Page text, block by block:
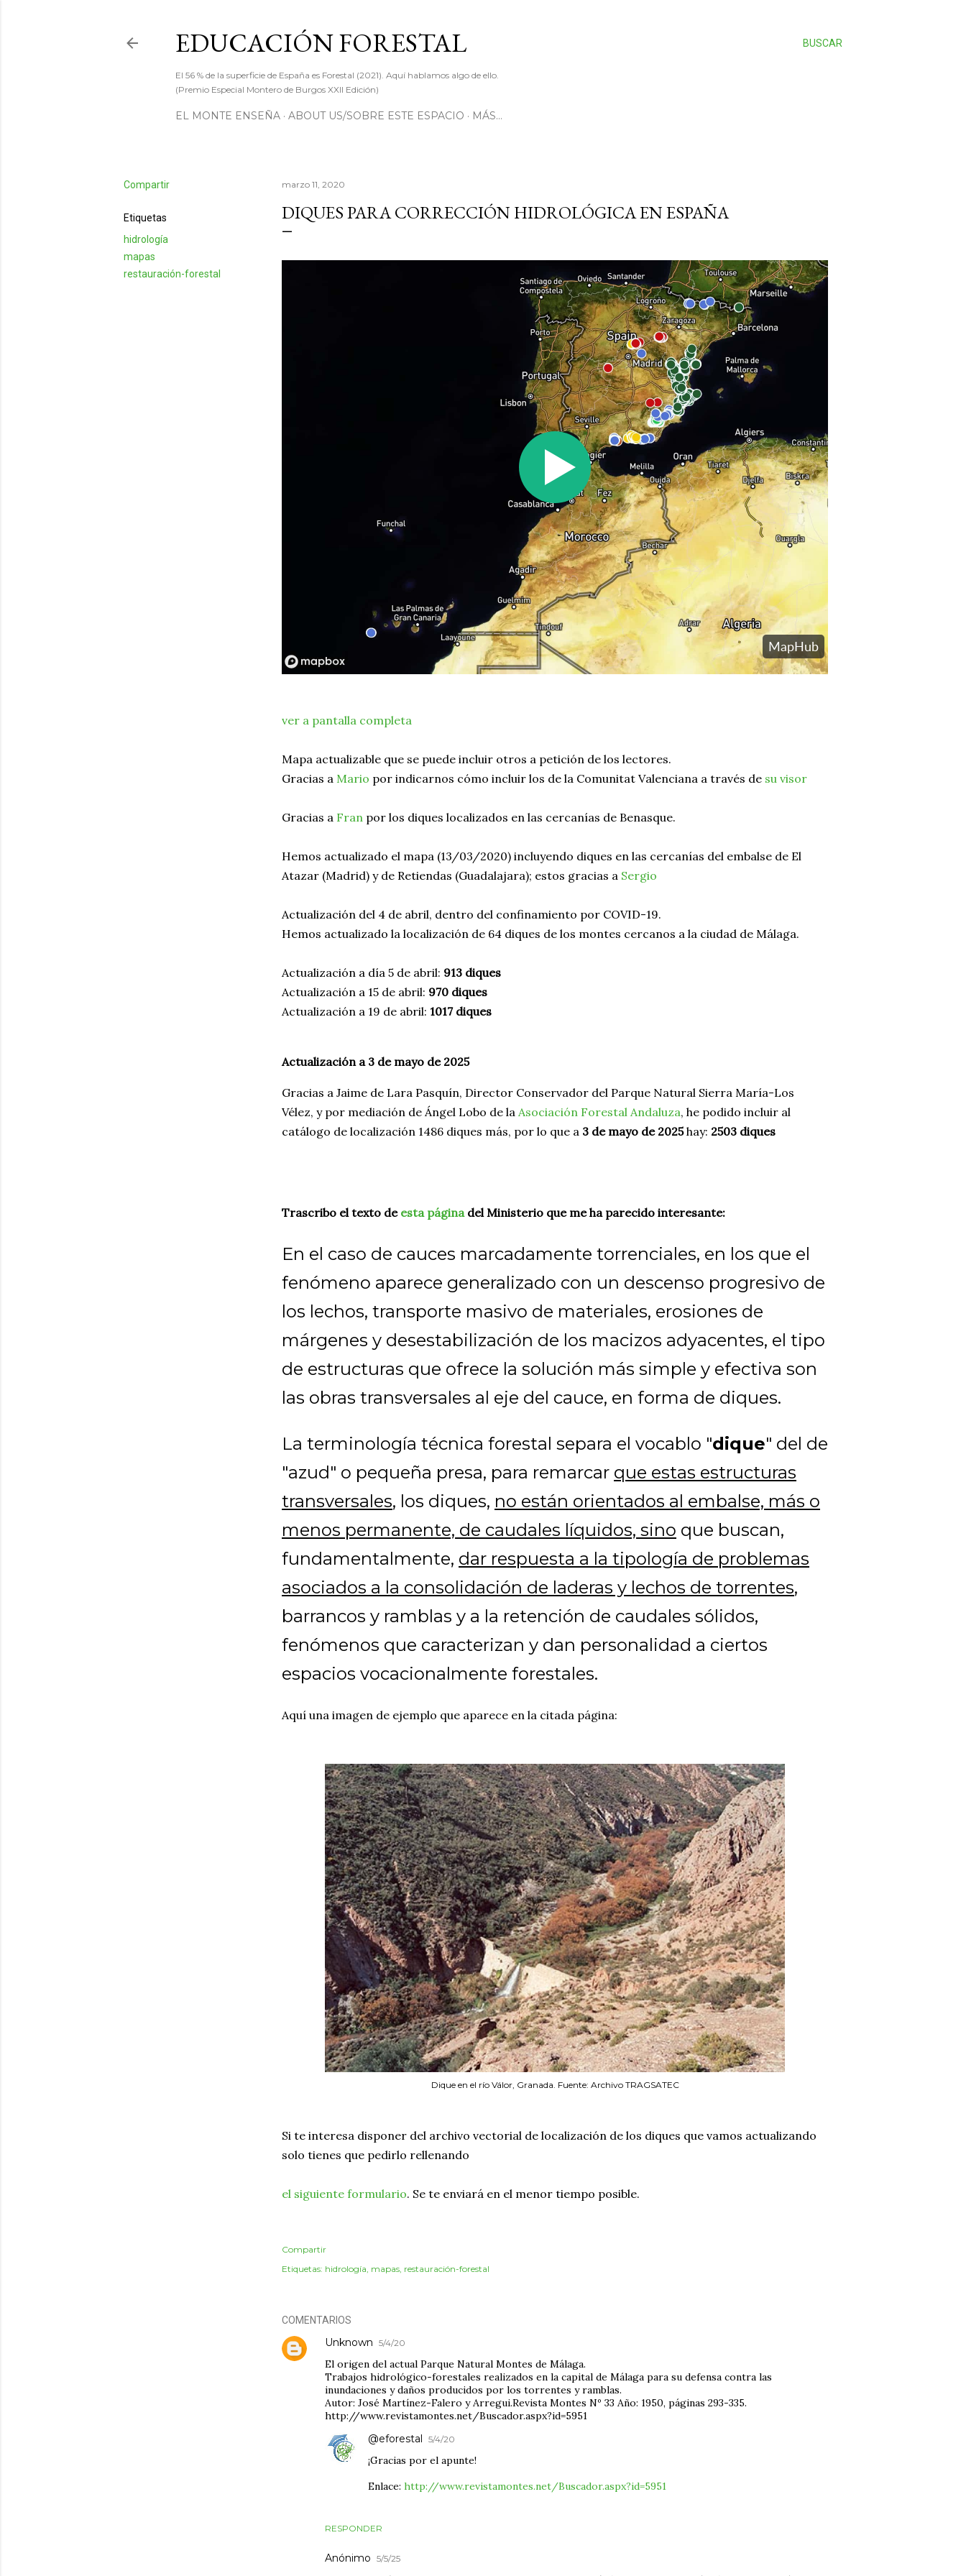
BUSCAR
EDUCACIÓN FORESTAL
El 56 % de la superficie de España es Forestal (2021). Aquí hablamos algo de ello.
(Premio Especial Montero de Burgos XXII Edición)
EL MONTE ENSEÑA ABOUT US/SOBRE ESTE ESPACIO MÁS…
Compartir
Etiquetas
hidrología
mapas
restauración-forestal
marzo 11, 2020
DIQUES PARA CORRECCIÓN HIDROLÓGICA EN ESPAÑA
ver a pantalla completa
Mapa actualizable que se puede incluir otros a petición de los lectores.
Gracias a Mario por indicarnos cómo incluir los de la Comunitat Valenciana a través de su visor
Gracias a Fran por los diques localizados en las cercanías de Benasque.
Hemos actualizado el mapa (13/03/2020) incluyendo diques en las cercanías del embalse de El
Atazar (Madrid) y de Retiendas (Guadalajara); estos gracias a Sergio
Actualización del 4 de abril, dentro del confinamiento por COVID-19.
Hemos actualizado la localización de 64 diques de los montes cercanos a la ciudad de Málaga.
Actualización a día 5 de abril: 913 diques
Actualización a 15 de abril: 970 diques
Actualización a 19 de abril: 1017 diques
Actualización a 3 de mayo de 2025
Gracias a Jaime de Lara Pasquín, Director Conservador del Parque Natural Sierra María-Los
Vélez, y por mediación de Ángel Lobo de la Asociación Forestal Andaluza, he podido incluir al
catálogo de localización 1486 diques más, por lo que a 3 de mayo de 2025hay: 2503 diques
Trascribo el texto de esta páginadel Ministerio que me ha parecido interesante:
En el caso de cauces marcadamente torrenciales, en los que el
fenómeno aparece generalizado con un descenso progresivo de
los lechos, transporte masivo de materiales, erosiones de
márgenes y desestabilización de los macizos adyacentes, el tipo
de estructuras que ofrece la solución más simple y efectiva son
las obras transversales al eje del cauce, en forma de diques.
La terminología técnica forestal separa el vocablo "dique" del de
"azud" o pequeña presa, para remarcar que estas estructuras
transversales, los diques, no están orientados al embalse, más o
menos permanente, de caudales líquidos, sino que buscan,
fundamentalmente, dar respuesta a la tipología de problemas
asociados a la consolidación de laderas y lechos de torrentes,
barrancos y ramblas y a la retención de caudales sólidos,
fenómenos que caracterizan y dan personalidad a ciertos
espacios vocacionalmente forestales.
Aquí una imagen de ejemplo que aparece en la citada página:
Dique en el río Válor, Granada. Fuente: Archivo TRAGSATEC
Si te interesa disponer del archivo vectorial de localización de los diques que vamos actualizando
solo tienes que pedirlo rellenando
el siguiente formulario. Se te enviará en el menor tiempo posible.
Compartir
Etiquetas: hidrología mapas restauración-forestal
COMENTARIOS
Unknown 5/4/20
El origen del actual Parque Natural Montes de Málaga.
Trabajos hidrológico-forestales realizados en la capital de Málaga para su defensa contra las
inundaciones y daños producidos por los torrentes y ramblas.
Autor: José Martínez-Falero y Arregui.Revista Montes Nº 33 Año: 1950, páginas 293-335.
http://www.revistamontes.net/Buscador.aspx?id=5951
RESPONDER
@eforestal 5/4/20
¡Gracias por el apunte!
Enlace: http://www.revistamontes.net/Buscador.aspx?id=5951
Anónimo 5/5/25